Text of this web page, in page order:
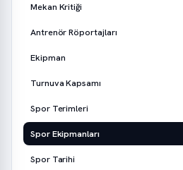
Mekan Kritiği
Antrenör Röportajları
Ekipman
Turnuva Kapsamı
Spor Terimleri
Spor Ekipmanları
Spor Tarihi